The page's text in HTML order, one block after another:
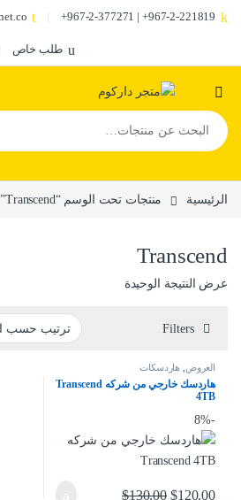
967-2-221819+ | 967-2-377271+
طلب خاص
البحث عن:
الرئيسية منتجات تحت الوسم “Transcend”
Transcend
عرض النتيجة الوحيدة
Filters
العروض هاردسكات
هاردسك خارجي من شركه Transcend
4TB
-
8%
$120.00
$130.00